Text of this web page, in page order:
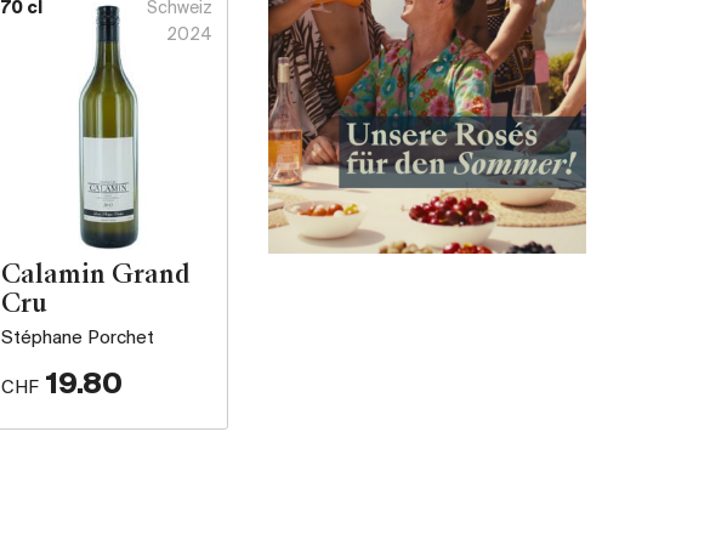
70 cl
Schweiz
2024
Calamin Grand
Cru
Stéphane Porchet
CHF 19.80